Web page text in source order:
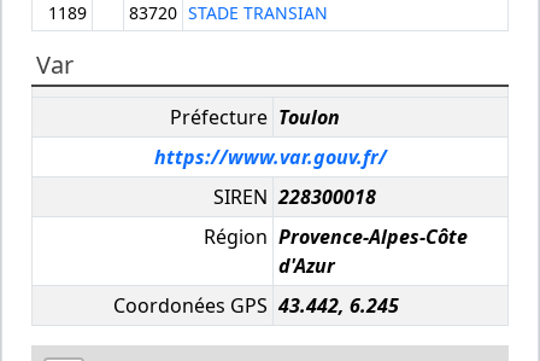
1189
83720 STADE TRANSIAN
Var
Préfecture Toulon
https://www.var.gouv.fr/
SIREN 228300018
Région Provence-Alpes-Côte
d'Azur
Coordonées GPS 43.442, 6.245